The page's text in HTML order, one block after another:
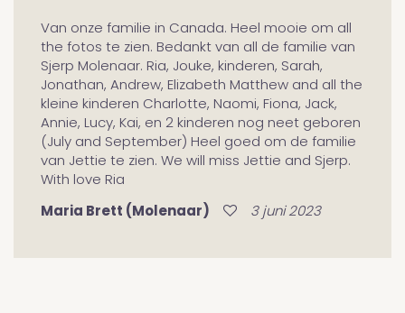
Van onze familie in Canada. Heel mooie om all
the fotos te zien. Bedankt van all de familie van
Sjerp Molenaar. Ria, Jouke, kinderen, Sarah,
Jonathan, Andrew, Elizabeth Matthew and all the
kleine kinderen Charlotte, Naomi, Fiona, Jack,
Annie, Lucy, Kai, en 2 kinderen nog neet geboren
(July and September) Heel goed om de familie
van Jettie te zien. We will miss Jettie and Sjerp.
With love Ria
Maria Brett (Molenaar) 3 juni 2023